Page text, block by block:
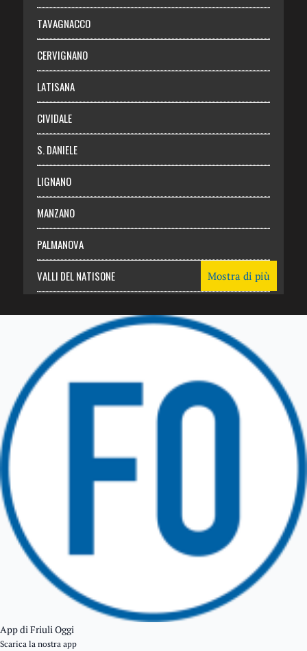
Chi siamo
Abbonati
Login
TAVAGNACCO
CERVIGNANO
LATISANA
CIVIDALE
S. DANIELE
LIGNANO
MANZANO
PALMANOVA
VALLI DEL NATISONE
TRICESIMO
TARCENTO
GEMONA DEL FRIULI
Mostra di più
App di Friuli Oggi
Scarica la nostra app